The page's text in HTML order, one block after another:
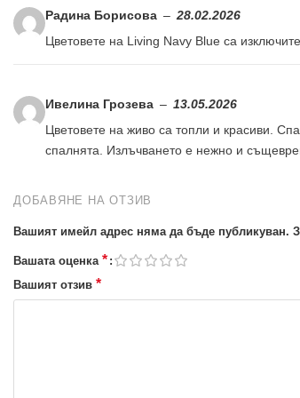
Радина Борисова – 28.02.2026
Цветовете на Living Navy Blue са
Ивелина Грозева – 13.05.2026
Цветовете на живо са топли и красиви.
спалнята. Излъчването е нежно и
ДОБАВЯНЕ НА ОТЗИВ
Вашият имейл адрес няма да бъде публикуван.
Вашата оценка *
Вашият отзив *